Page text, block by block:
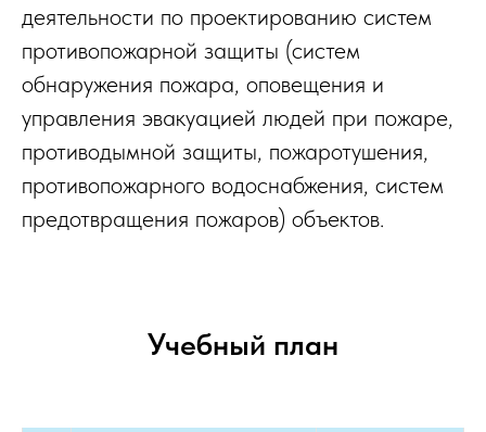
деятельности по проектированию систем
противопожарной защиты (систем
обнаружения пожара, оповещения и
управления эвакуацией людей при пожаре,
противодымной защиты, пожаротушения,
противопожарного водоснабжения, систем
предотвращения пожаров) объектов.
Учебный план